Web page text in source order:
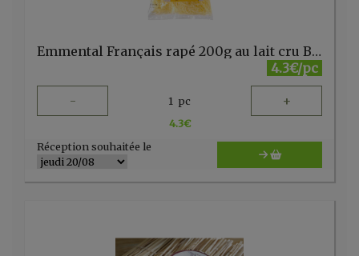
Emmental Français rapé 200g au lait cru Bonneterre
4.3€/pc
- 1 pc +
4.3€
Réception souhaitée le